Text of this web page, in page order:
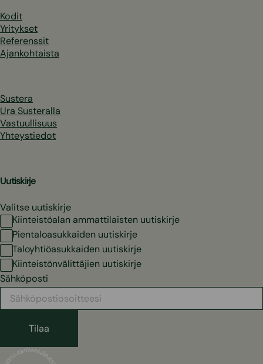
Kodit
Yritykset
Referenssit
Ajankohtaista
Sustera
Ura Susteralla
Vastuullisuus
Yhteystiedot
Uutiskirje
Valitse uutiskirje
Kiinteistöalan ammattilaisten uutiskirje
Pientaloasukkaiden uutiskirje
Taloyhtiöasukkaiden uutiskirje
Kiinteistönvälittäjien uutiskirje
Sähköposti